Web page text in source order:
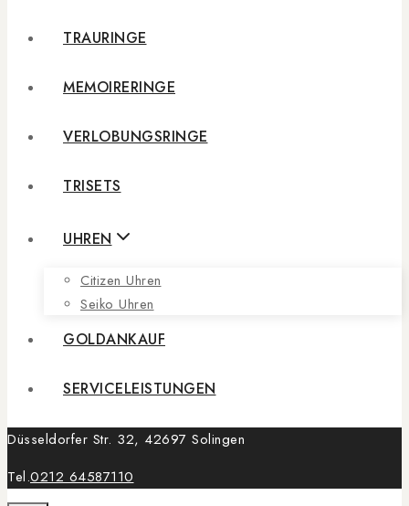
TRAURINGE
MEMOIRERINGE
VERLOBUNGSRINGE
TRISETS
UHREN
Citizen Uhren
Seiko Uhren
GOLDANKAUF
SERVICELEISTUNGEN
Düsseldorfer Str. 32, 42697 Solingen
Tel.0212 64587110